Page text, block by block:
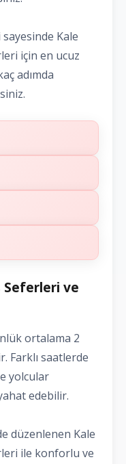
Kale
için en ucuz
adımda
Seferleri ve
ortalama 2
Farklı saatlerde
yolcular
edebilir.
düzenlenen Kale
ile konforlu ve